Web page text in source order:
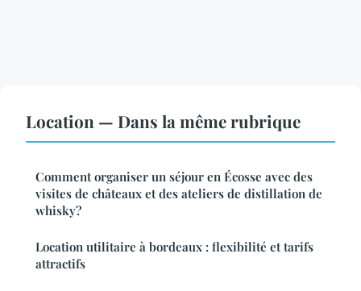
Location — Dans la même rubrique
Comment organiser un séjour en Écosse avec des
visites de châteaux et des ateliers de distillation de
whisky?
Location utilitaire à bordeaux : flexibilité et tarifs
attractifs